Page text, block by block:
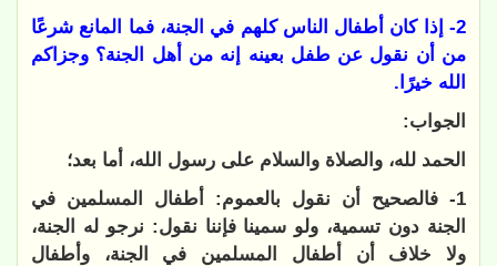
2- إذا كان أطفال الناس كلهم في الجنة، فما المانع شرعًا
من أن نقول عن طفل بعينه إنه من أهل الجنة؟ وجزاكم
الله خيرًا.
الجواب:
الحمد لله، والصلاة والسلام على رسول الله، أما بعد؛
1- فالصحيح أن نقول بالعموم: أطفال المسلمين في
الجنة دون تسمية، ولو سمينا فإننا نقول: نرجو له الجنة،
ولا خلاف أن أطفال المسلمين في الجنة، وأطفال